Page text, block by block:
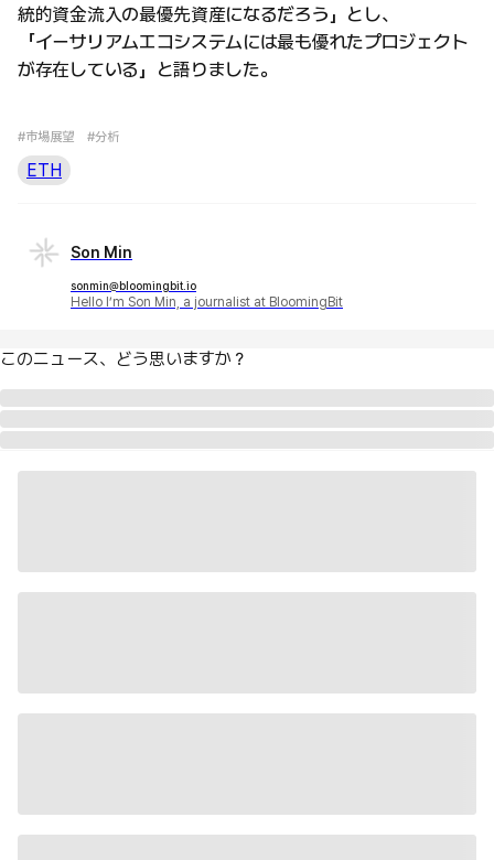
統的資金流入の最優先資産になるだろう」とし、
「イーサリアムエコシステムには最も優れたプロジェクト
が存在している」と語りました。
#市場展望 #分析
ETH
Son Min
sonmin@bloomingbit.io
Hello I’m Son Min, a journalist at BloomingBit
このニュース、どう思いますか？